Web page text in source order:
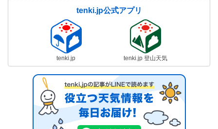
tenki.jp公式アプリ
tenki.jp tenki.jp 登山天気